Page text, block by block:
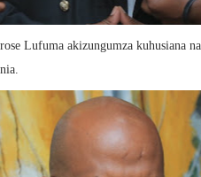
Lufuma akizungumza kuhusiana